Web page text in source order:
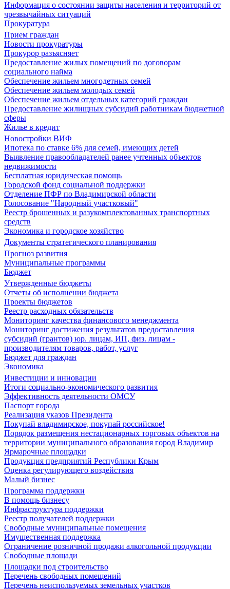
Информация о состоянии защиты населения и территорий от
чрезвычайных ситуаций
Прокуратура
Прием граждан
Новости прокуратуры
Прокурор разъясняет
Предоставление жилых помещений по договорам
социального найма
Обеспечение жильем многодетных семей
Обеспечение жильем молодых семей
Обеспечение жильем отдельных категорий граждан
Предоставление жилищных субсидий работникам бюджетной
сферы
Жилье в кредит
Новостройки ВИФ
Ипотека по ставке 6% для семей, имеющих детей
Выявление правообладателей ранее учтенных объектов
недвижимости
Бесплатная юридическая помощь
Городской фонд социальной поддержки
Отделение ПФР по Владимирской области
Голосование "Народный участковый"
Реестр брошенных и разукомплектованных транспортных
средств
Экономика и городское хозяйство
Документы стратегического планирования
Прогноз развития
Муниципальные программы
Бюджет
Утвержденные бюджеты
Отчеты об исполнении бюджета
Проекты бюджетов
Реестр расходных обязательств
Мониторинг качества финансового менеджмента
Мониторинг достижения результатов предоставления
субсидий (грантов) юр. лицам, ИП, физ. лицам -
производителям товаров, работ, услуг
Бюджет для граждан
Экономика
Инвестиции и инновации
Итоги социально-экономического развития
Эффективность деятельности ОМСУ
Паспорт города
Реализация указов Президента
Покупай владимирское, покупай российское!
Порядок размещения нестационарных торговых объектов на
территории муниципального образования город Владимир
Ярмарочные площадки
Продукция предприятий Республики Крым
Оценка регулирующего воздействия
Малый бизнес
Программа поддержки
В помощь бизнесу
Инфраструктура поддержки
Реестр получателей поддержки
Свободные муниципальные помещения
Имущественная поддержка
Ограничение розничной продажи алкогольной продукции
Свободные площади
Площадки под строительство
Перечень свободных помещений
Перечень неиспользуемых земельных участков